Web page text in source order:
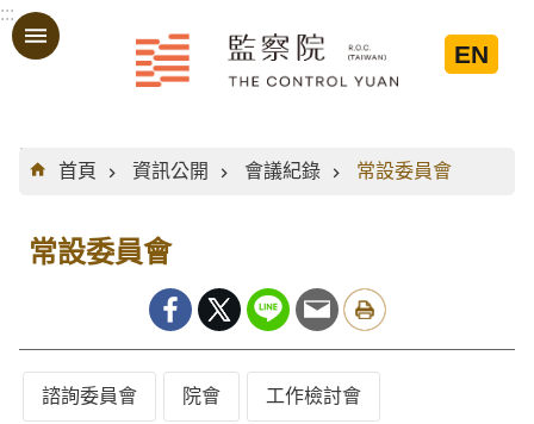
跳到主要內容區塊
:::
EN
:::
首頁
資訊公開 會議紀錄 常設委員會
常設委員會
諮詢委員會 院會 工作檢討會